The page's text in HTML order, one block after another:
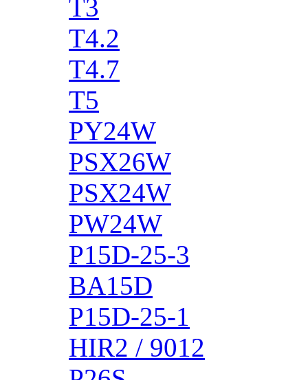
T3
T4.2
T4.7
T5
PY24W
PSX26W
PSX24W
PW24W
P15D-25-3
BA15D
P15D-25-1
HIR2 / 9012